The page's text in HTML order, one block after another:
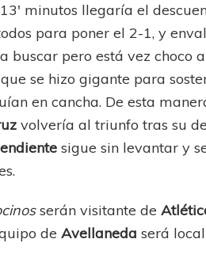
minutos llegaría el
para poner el 2-1, y
buscar pero está vez choco
se hizo gigante para
en cancha. De esta
volvería al triunfo tras su
sigue sin levantar y
serán visitante de
deAvellanedaserá